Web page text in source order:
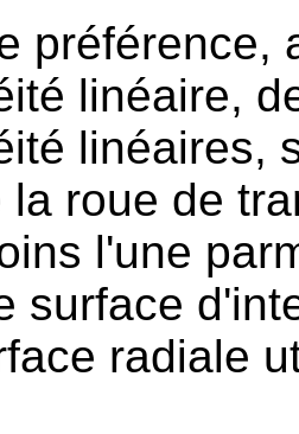
préférence,
linéaire,
linéaires,
la roue de
l'une
surface
radiale